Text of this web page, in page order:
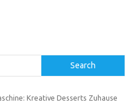
Search
Kreative Desserts Zuhause